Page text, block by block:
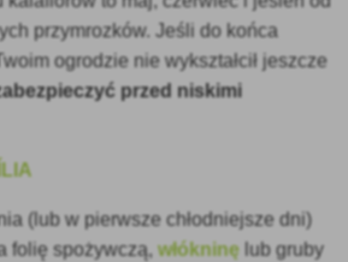
przymrozków. Jeśli do końca
ogrodzie nie wykształcił jeszcze
przed niskimi
(lub w pierwsze chłodniejsze dni)
folię spożywczą,włókninę lub gruby